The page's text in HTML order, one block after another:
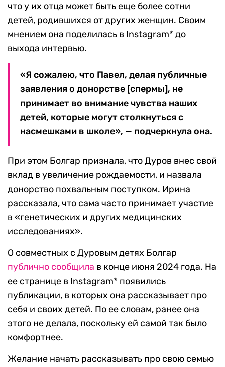
что у их отца может быть еще более сотни
детей, родившихся от других женщин. Своим
мнением она поделилась в Instagram* до
выхода интервью.
«Я сожалею, что Павел, делая публичные
заявления о донорстве [спермы], не
принимает во внимание чувства наших
детей, которые могут столкнуться с
насмешками в школе», — подчеркнула она.
При этом Болгар признала, что Дуров внес свой
вклад в увеличение рождаемости, и назвала
донорство похвальным поступком. Ирина
рассказала, что сама часто принимает участие
в «генетических и других медицинских
исследованиях».
О совместных с Дуровым детях Болгар
публично сообщила в конце июня 2024 года. На
ее странице в Instagram* появились
публикации, в которых она рассказывает про
себя и своих детей. По ее словам, ранее она
этого не делала, поскольку ей самой так было
комфортнее.
Желание начать рассказывать про свою семью